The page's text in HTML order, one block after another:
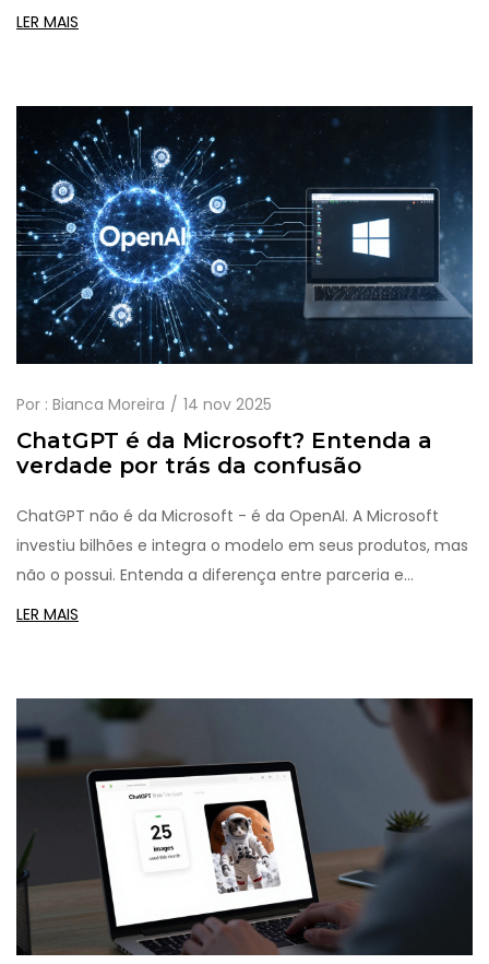
realmente precisar de um.
LER MAIS
Por : Bianca Moreira 14 nov 2025
ChatGPT é da Microsoft? Entenda a
verdade por trás da confusão
ChatGPT não é da Microsoft - é da OpenAI. A Microsoft
investiu bilhões e integra o modelo em seus produtos, mas
não o possui. Entenda a diferença entre parceria e
propriedade.
LER MAIS